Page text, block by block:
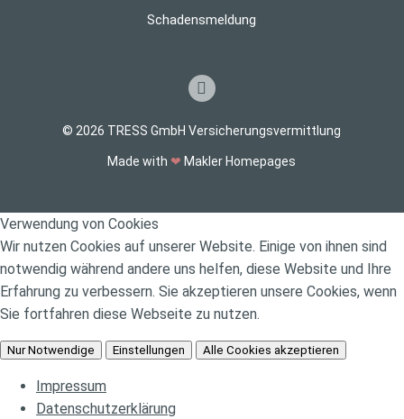
Schadensmeldung
© 2026 TRESS GmbH Versicherungsvermittlung
Made with❤ Makler Homepages
Verwendung von Cookies
Wir nutzen Cookies auf unserer Website. Einige von ihnen sind
notwendig während andere uns helfen, diese Website und Ihre
Erfahrung zu verbessern. Sie akzeptieren unsere Cookies, wenn
Sie fortfahren diese Webseite zu nutzen.
Nur Notwendige Einstellungen Alle Cookies akzeptieren
Impressum
Datenschutzerklärung